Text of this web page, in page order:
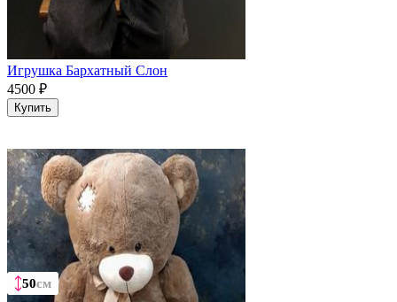
50см
50см
50см
50см
Игрушка Бархатный Слон
4500 ₽
Купить